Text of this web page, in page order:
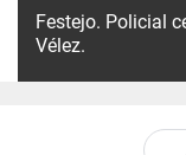
Festejo. Policial
Vélez.